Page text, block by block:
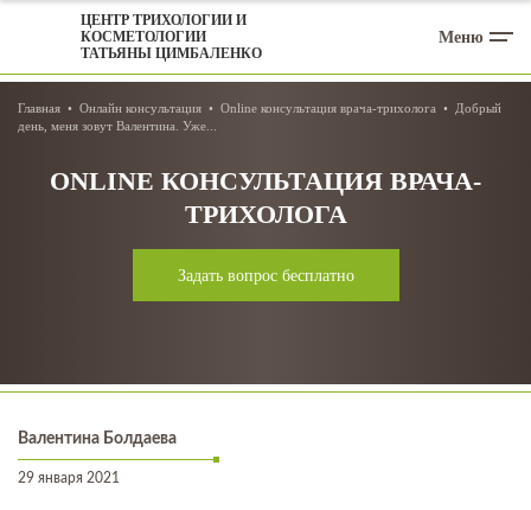
ЦЕНТР ТРИХОЛОГИИ И
КОСМЕТОЛОГИИ
ТАТЬЯНЫ ЦИМБАЛЕНКО
Меню
Главная Онлайн консультация Online консультация врача-трихолога
Добрый
день, меня зовут Валентина. Уже...
ONLINE КОНСУЛЬТАЦИЯ ВРАЧА-
ТРИХОЛОГА
Задать вопрос бесплатно
Валентина Болдаева
29 января 2021